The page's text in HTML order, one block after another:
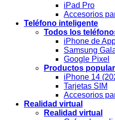
iPad Pro
Accesorios
Teléfono inteligente
Todos los
iPhone de
Samsung
Google Pixel
Productos
iPhone 14
Tarjetas SIM
Accesorios
Realidad virtual
Realidad virtual